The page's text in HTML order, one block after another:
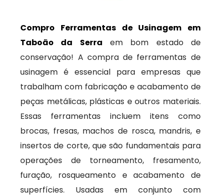
Compro Ferramentas de Usinagem em
Taboão da Serra em bom estado de
conservação! A compra de ferramentas de
usinagem é essencial para empresas que
trabalham com fabricação e acabamento de
peças metálicas, plásticas e outros materiais.
Essas ferramentas incluem itens como
brocas, fresas, machos de rosca, mandris, e
insertos de corte, que são fundamentais para
operações de torneamento, fresamento,
furação, rosqueamento e acabamento de
superfícies. Usadas em conjunto com